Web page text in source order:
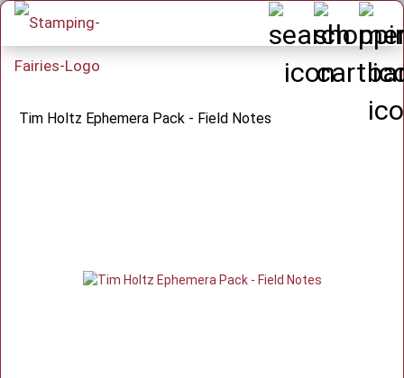
Tim Holtz Ephemera Pack - Field Notes